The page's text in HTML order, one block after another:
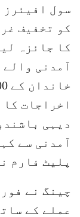
سول افیئرز
کو تخفیف
کا جائزہ
آمدنی
اخراجات
دیہی
آمدنی سے
پلیٹ فارم
چینگ نے
عملے کے